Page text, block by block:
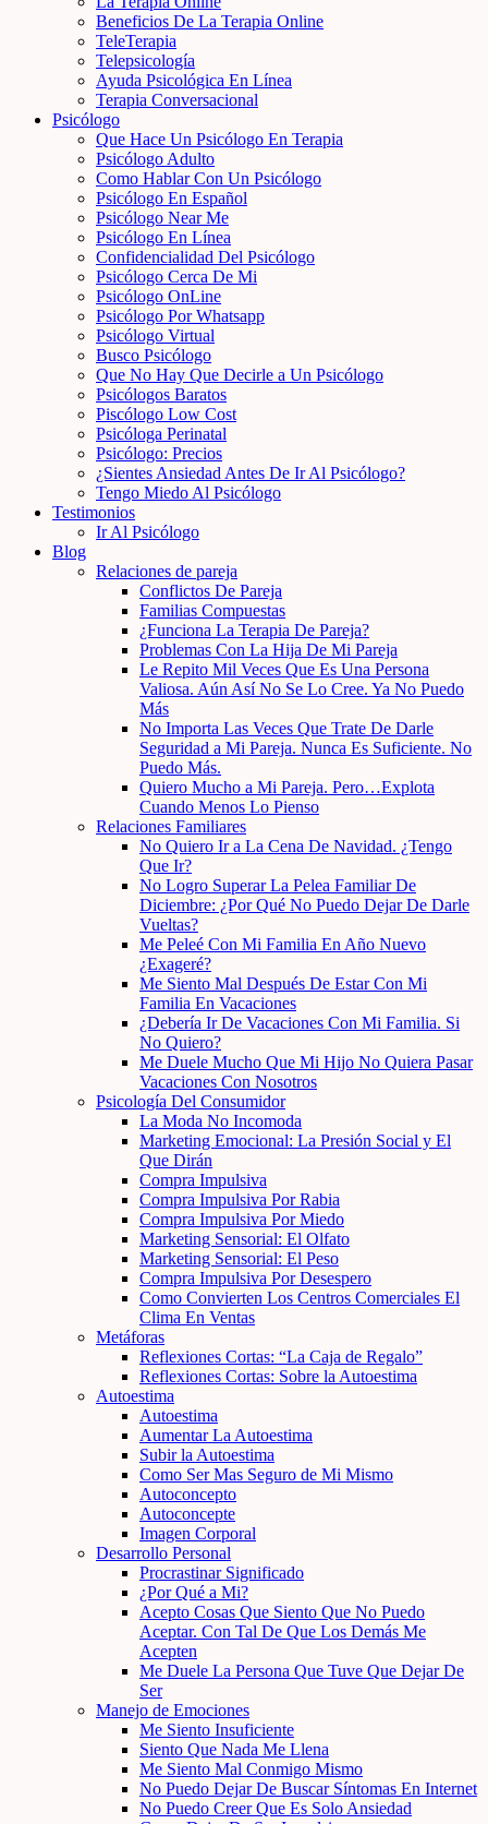
Beneficios De La Terapia Online
TeleTerapia
Telepsicología
Ayuda Psicológica En Línea
Terapia Conversacional
Psicólogo
Que Hace Un Psicólogo En Terapia
Psicólogo Adulto
Como Hablar Con Un Psicólogo
Psicólogo En Español
Psicólogo Near Me
Psicólogo En Línea
Confidencialidad Del Psicólogo
Psicólogo Cerca De Mi
Psicólogo OnLine
Psicólogo Por Whatsapp
Psicólogo Virtual
Busco Psicólogo
Que No Hay Que Decirle a Un Psicólogo
Psicólogos Baratos
Piscólogo Low Cost
Psicóloga Perinatal
Psicólogo: Precios
¿Sientes Ansiedad Antes De Ir Al Psicólogo?
Tengo Miedo Al Psicólogo
Testimonios
Ir Al Psicólogo
Blog
Relaciones de pareja
Conflictos De Pareja
Familias Compuestas
¿Funciona La Terapia De Pareja?
Problemas Con La Hija De Mi Pareja
Le Repito Mil Veces Que Es Una Persona
Valiosa. Aún Así No Se Lo Cree. Ya No Puedo
Más
No Importa Las Veces Que Trate De Darle
Seguridad a Mi Pareja. Nunca Es Suficiente. No
Puedo Más.
Quiero Mucho a Mi Pareja. Pero…Explota
Cuando Menos Lo Pienso
Relaciones Familiares
No Quiero Ir a La Cena De Navidad. ¿Tengo
Que Ir?
No Logro Superar La Pelea Familiar De
Diciembre: ¿Por Qué No Puedo Dejar De Darle
Vueltas?
Me Peleé Con Mi Familia En Año Nuevo
¿Exageré?
Me Siento Mal Después De Estar Con Mi
Familia En Vacaciones
¿Debería Ir De Vacaciones Con Mi Familia. Si
No Quiero?
Me Duele Mucho Que Mi Hijo No Quiera Pasar
Vacaciones Con Nosotros
Psicología Del Consumidor
La Moda No Incomoda
Marketing Emocional: La Presión Social y El
Que Dirán
Compra Impulsiva
Compra Impulsiva Por Rabia
Compra Impulsiva Por Miedo
Marketing Sensorial: El Olfato
Marketing Sensorial: El Peso
Compra Impulsiva Por Desespero
Como Convierten Los Centros Comerciales El
Clima En Ventas
Metáforas
Reflexiones Cortas: “La Caja de Regalo”
Reflexiones Cortas: Sobre la Autoestima
Autoestima
Autoestima
Aumentar La Autoestima
Subir la Autoestima
Como Ser Mas Seguro de Mi Mismo
Autoconcepto
Autoconcepte
Imagen Corporal
Desarrollo Personal
Procrastinar Significado
¿Por Qué a Mi?
Acepto Cosas Que Siento Que No Puedo
Aceptar. Con Tal De Que Los Demás Me
Acepten
Me Duele La Persona Que Tuve Que Dejar De
Ser
Manejo de Emociones
Me Siento Insuficiente
Siento Que Nada Me Llena
Me Siento Mal Conmigo Mismo
No Puedo Dejar De Buscar Síntomas En Internet
No Puedo Creer Que Es Solo Ansiedad